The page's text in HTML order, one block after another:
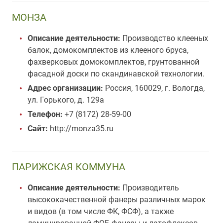
МОНЗА
Описание деятельности: Производство клееных
балок, домокомплектов из клееного бруса,
фахверковых домокомплектов, грунтованной
фасадной доски по скандинавской технологии.
Адрес организации: Россия, 160029, г. Вологда,
ул. Горького, д. 129а
Телефон: +7 (8172) 28-59-00
Сайт: http://monza35.ru
ПАРИЖСКАЯ КОММУНА
Описание деятельности: Производитель
высококачественной фанеры различных марок
и видов (в том числе ФК, ФСФ), а также